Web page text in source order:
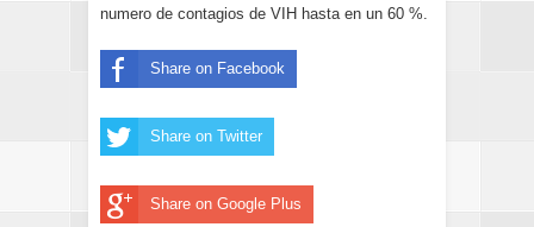
numero de contagios de VIH hasta en un 60 %.
Share on Facebook
Share on Twitter
Share on Google Plus